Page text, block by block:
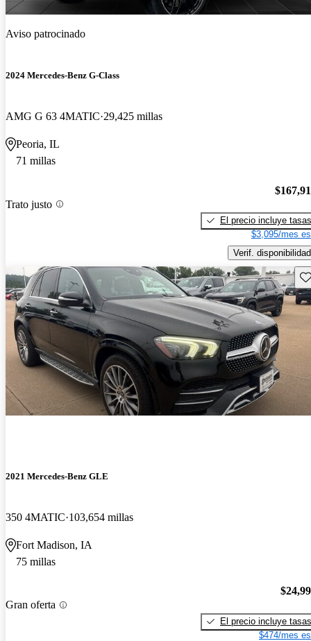
Aviso patrocinado
2024 Mercedes-Benz G-Class
AMG G 63 4MATIC 29,425 millas
Peoria, IL
71 millas
Trato justo
El precio incluye tasas
$3,095/mes
Verif. disponibilidad
2021 Mercedes-Benz GLE
350 4MATIC 103,654 millas
Fort Madison, IA
75 millas
Gran oferta
El precio incluye tasas
$474/mes